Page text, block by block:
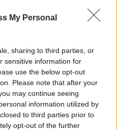
My Personal
sharing to third parties, or
sensitive information for
use the below opt-out
Please note that after your
may continue seeing
information utilized by
to third parties prior to
opt-out of the further
εδώ